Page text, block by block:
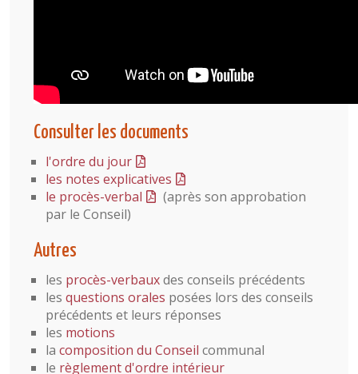
Consulter les documents
l'ordre du jour
les notes explicatives
le procès-verbal
(après son approbation
par le Conseil)
Autres
les procès-verbauxdes conseils précédents
les questions orales posées lors des conseils
précédents et leurs réponses
les motions
la composition du Conseil communal
le règlement d'ordre intérieur